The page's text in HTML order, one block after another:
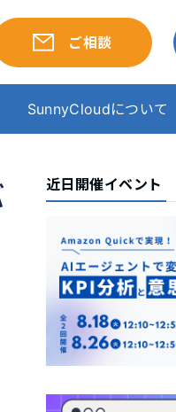
ご相談
SunnyCloudについて
近日開催イベント